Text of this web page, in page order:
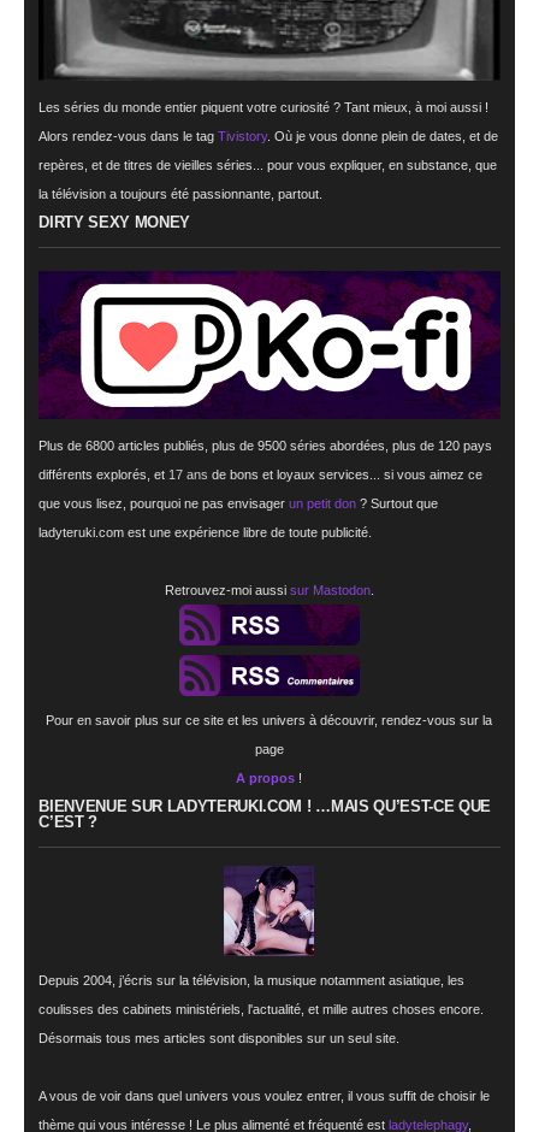
Les séries du monde entier piquent votre curiosité ? Tant mieux, à moi aussi !
Alors rendez-vous dans le tagTivistory. Où je vous donne plein de dates, et de
repères, et de titres de vieilles séries... pour vous expliquer, en substance, que
la télévision a toujours été passionnante, partout.
DIRTY SEXY MONEY
Plus de 6800 articles publiés, plus de 9500 séries abordées, plus de 120 pays
différents explorés, et 17 ans de bons et loyaux services... si vous aimez ce
que vous lisez, pourquoi ne pas envisagerun petit don ? Surtout que
ladyteruki.com est une expérience libre de toute publicité.
Retrouvez-moi aussi sur Mastodon.
Pour en savoir plus sur ce site et les univers à découvrir, rendez-vous sur la
page
A propos !
BIENVENUE SUR LADYTERUKI.COM ! …MAIS QU’EST-CE QUE
C’EST ?
Depuis 2004, j’écris sur la télévision, la musique notamment asiatique, les
coulisses des cabinets ministériels, l'actualité, et mille autres choses encore.
Désormais tous mes articles sont disponibles sur un seul site.
A vous de voir dans quel univers vous voulez entrer, il vous suffit de choisir le
thème qui vous intéresse ! Le plus alimenté et fréquenté est ladytelephagy,